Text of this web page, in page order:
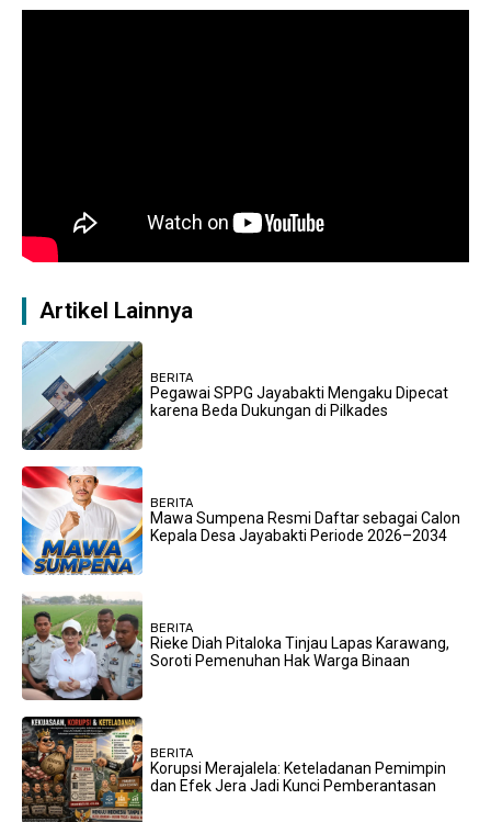
Artikel Lainnya
BERITA
Pegawai SPPG Jayabakti Mengaku Dipecat
karena Beda Dukungan di Pilkades
BERITA
Mawa Sumpena Resmi Daftar sebagai Calon
Kepala Desa Jayabakti Periode 2026–2034
BERITA
Rieke Diah Pitaloka Tinjau Lapas Karawang,
Soroti Pemenuhan Hak Warga Binaan
BERITA
Korupsi Merajalela: Keteladanan Pemimpin
dan Efek Jera Jadi Kunci Pemberantasan